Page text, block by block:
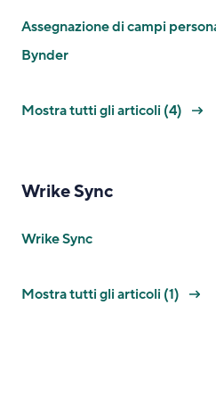
Assegnazione di campi
Bynder
Mostra tutti gli articoli (4)
Wrike Sync
Wrike Sync
Mostra tutti gli articoli (1)